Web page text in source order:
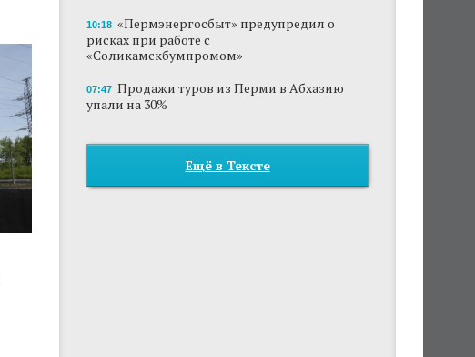
10:18 «Пермэнергосбыт» предупредил о
рисках при работе с
«Соликамскбумпромом»
07:47 Продажи туров из Перми в Абхазию
упали на 30%
Ещё в Тексте